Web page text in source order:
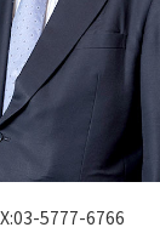
5777-6766